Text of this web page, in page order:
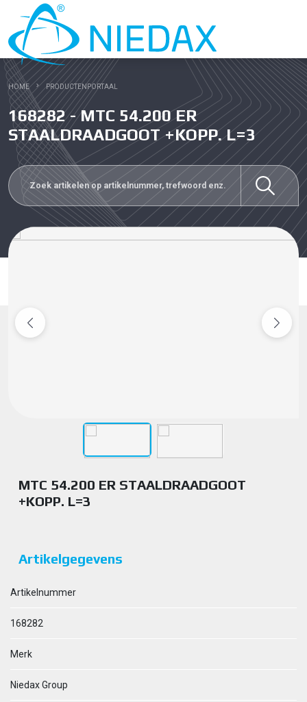
HOME PRODUCTENPORTAAL
168282 - MTC 54.200 ER
STAALDRAADGOOT +KOPP. L=3
MTC 54.200 ER STAALDRAADGOOT
+KOPP. L=3
Artikelgegevens
Artikelnummer
168282
Merk
Niedax Group